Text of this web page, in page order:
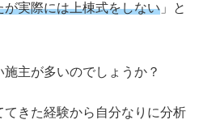
が実際には上棟式をしない 」と
主が多いのでしょうか？
きた経験から自分なりに分析